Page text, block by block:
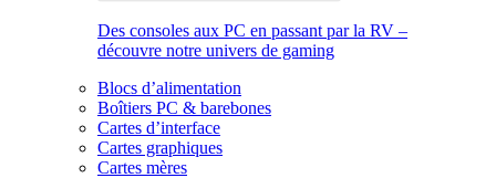
Des consoles aux PC en passant par la RV –
découvre notre univers de gaming
Blocs d’alimentation
Boîtiers PC & barebones
Cartes d’interface
Cartes graphiques
Cartes mères